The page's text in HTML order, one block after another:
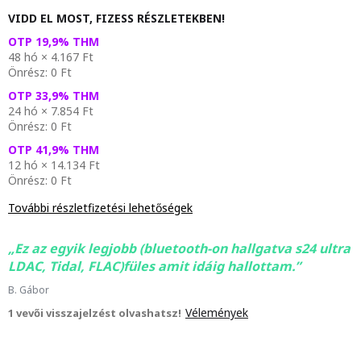
VIDD EL MOST, FIZESS RÉSZLETEKBEN!
OTP 19,9% THM
48 hó × 4.167 Ft
Önrész: 0 Ft
OTP 33,9% THM
24 hó × 7.854 Ft
Önrész: 0 Ft
OTP 41,9% THM
12 hó × 14.134 Ft
Önrész: 0 Ft
További részletfizetési lehetőségek
Ez az egyik legjobb (bluetooth-on hallgatva s24 ultra
LDAC, Tidal, FLAC)füles amit idáig hallottam.
B. Gábor
1 vevői visszajelzést olvashatsz! Vélemények